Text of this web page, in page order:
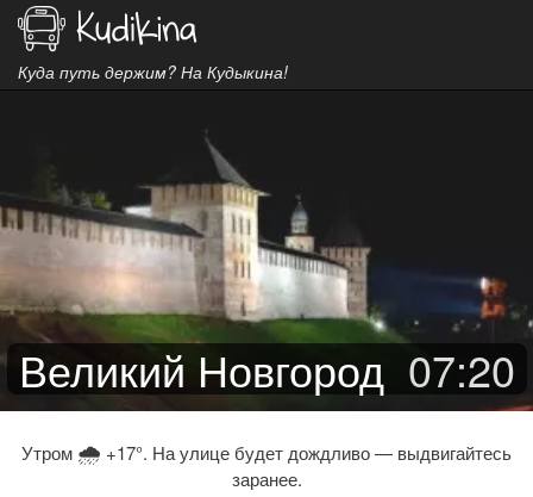
Куда путь держим? На Кудыкина!
Великий Новгород 07:20
Утром 🌧 +17°. На улице будет дождливо — выдвигайтесь
заранее.